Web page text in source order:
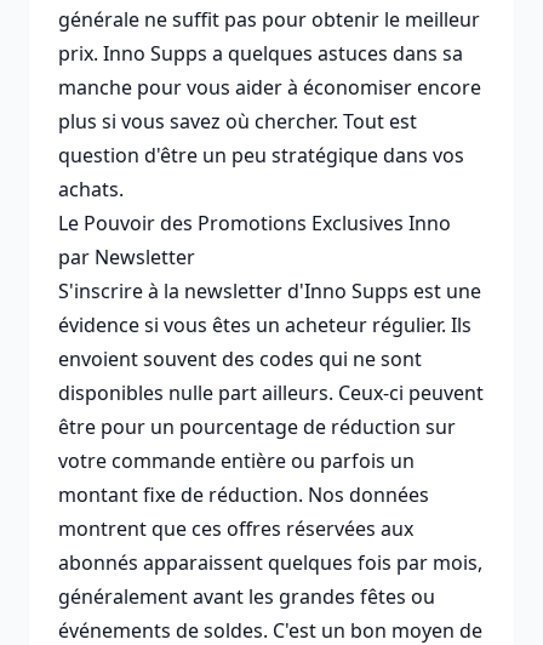
générale ne suffit pas pour obtenir le meilleur
prix. Inno Supps a quelques astuces dans sa
manche pour vous aider à économiser encore
plus si vous savez où chercher. Tout est
question d'être un peu stratégique dans vos
achats.
Le Pouvoir des Promotions Exclusives Inno
par Newsletter
S'inscrire à la newsletter d'Inno Supps est une
évidence si vous êtes un acheteur régulier. Ils
envoient souvent des codes qui ne sont
disponibles nulle part ailleurs. Ceux-ci peuvent
être pour un pourcentage de réduction sur
votre commande entière ou parfois un
montant fixe de réduction. Nos données
montrent que ces offres réservées aux
abonnés apparaissent quelques fois par mois,
généralement avant les grandes fêtes ou
événements de soldes. C'est un bon moyen de